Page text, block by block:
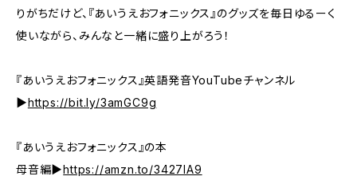
りがちだけど、『あいうえおフォニックス』のグッズを毎日ゆるーく
使いながら、みんなと一緒に盛り上がろう！
『あいうえおフォニックス』英語発音YouTubeチャンネル
▶︎https://bit.ly/3amGC9g
『あいうえおフォニックス』の本
母音編▶︎https://amzn.to/3427IA9